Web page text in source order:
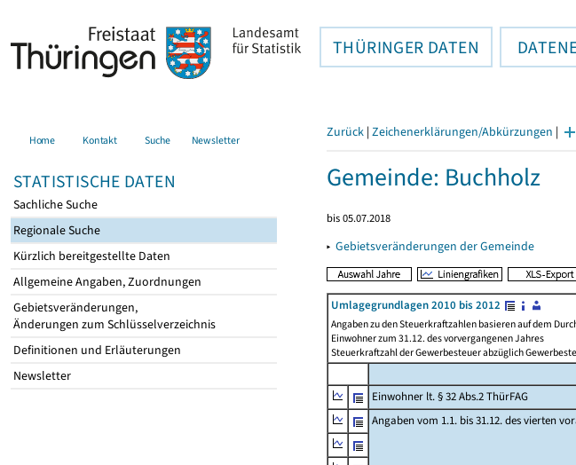
THÜRINGER DATEN
Home Kontakt Suche Newsletter
STATISTISCHE DATEN
Sachliche Suche
Regionale Suche
Kürzlich bereitgestellte Daten
Allgemeine Angaben, Zuordnungen
Gebietsveränderungen,
Änderungen zum Schlüsselverzeichnis
Definitionen und Erläuterungen
Newsletter
Zurück | Zeichenerklärungen/Abkürzungen |
Gemeinde: Buchholz
bis 05.07.2018
▸ Gebietsveränderungen der Gemeinde
Umlagegrundlagen 2010 bis 2012
Angaben zu den Steuerkraftzahlen basieren auf dem
Einwohner zum 31.12. des vorvergangenen Jahres
Steuerkraftzahl der Gewerbesteuer abzüglich
Einwohner lt. § 32 Abs.2 ThürFAG
Angaben vom 1.1. bis 31.12. des vierten